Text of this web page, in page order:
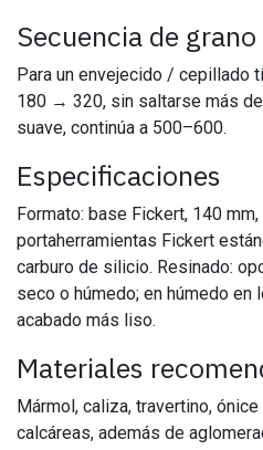
Secuencia de
Para un envejecido /
180 → 320, sin saltarse más
suave, continúa a 500–600.
Especificaciones
Formato: base Fickert, 140 mm,
portaherramientas Fickert
carburo de silicio. Resinado:
seco o húmedo; en húmedo en
acabado más liso.
Materiales
Mármol, caliza, travertino,
calcáreas, además de